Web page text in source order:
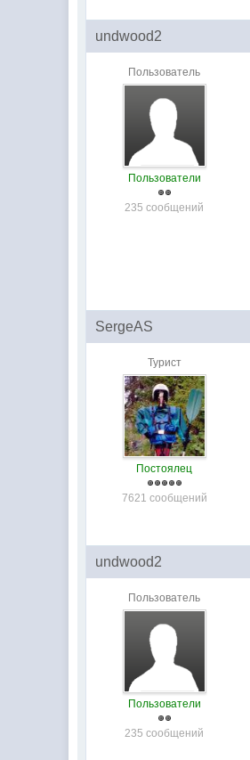
undwood2
Пользователь
Пользователи
235 сообщений
SergeAS
Турист
Постоялец
7621 сообщений
undwood2
Пользователь
Пользователи
235 сообщений